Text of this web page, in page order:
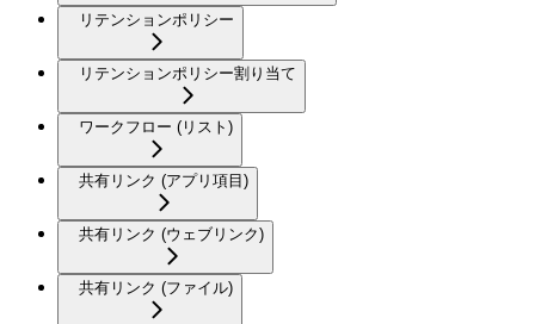
リテンションポリシー
リテンションポリシー割り当て
ワークフロー (リスト)
共有リンク (アプリ項目)
共有リンク (ウェブリンク)
共有リンク (ファイル)